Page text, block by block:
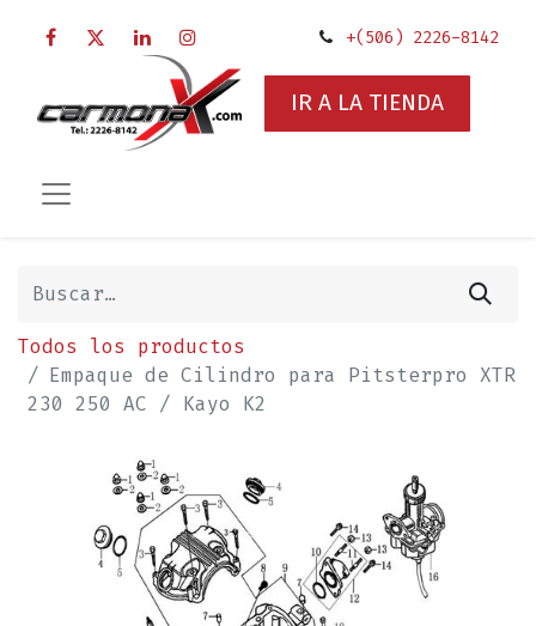
+(506) 2226-8142
IR A LA TIENDA
Todos los productos
Empaque de Cilindro para Pitsterpro XTR
230 250 AC / Kayo K2